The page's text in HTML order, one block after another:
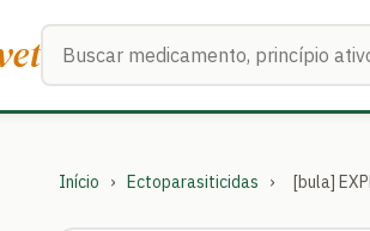
Buscar medicamentos
Início › Ectoparasiticidas › [bula]